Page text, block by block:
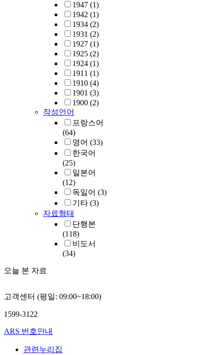
1947 (1)
1942 (1)
1934 (2)
1931 (2)
1927 (1)
1925 (2)
1924 (1)
1911 (1)
1910 (4)
1901 (3)
1900 (2)
작성언어
프랑스어
(64)
영어 (33)
한국어
(25)
일본어
(12)
독일어 (3)
기타 (3)
자료형태
단행본
(118)
비도서
(34)
오늘 본 자료
고객센터 (평일: 09:00~18:00)
1599-3122
ARS 번호안내
관련누리집